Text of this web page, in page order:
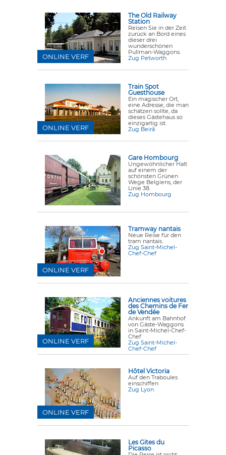
The Old Railway
Station
Reisen Sie in der Zeit
zurück an Bord eines
dieser drei
wunderschönen
Pullman-Waggons.
Zug Petworth
ONLINE VERF
Train Spot
Guesthouse
Ein magischer Ort,
eine Adresse, die man
schätzen sollte, da
dieses Gästehaus so
einzigartig ist.
Zug Beirã
ONLINE VERF
Gare Hombourg
Ungewöhnlicher Halt
auf einem der
schönsten Grünen
Wege Belgiens, der
Linie 38.
Zug Hombourg
Tramway nantais
Neue Reise für den
tram nantais.
Zug Saint-Michel-
Chef-Chef
ONLINE VERF
Anciennes voitures
des Chemins de Fer
de Vendée
Ankunft am Bahnhof
von Gäste-Waggons
in Saint-Michel-Chef-
Chef
Zug Saint-Michel-
Chef-Chef
ONLINE VERF
Hôtel Victoria
Auf den Traboules
einschiffen
Zug Lyon
ONLINE VERF
Les Gites du
Picasso